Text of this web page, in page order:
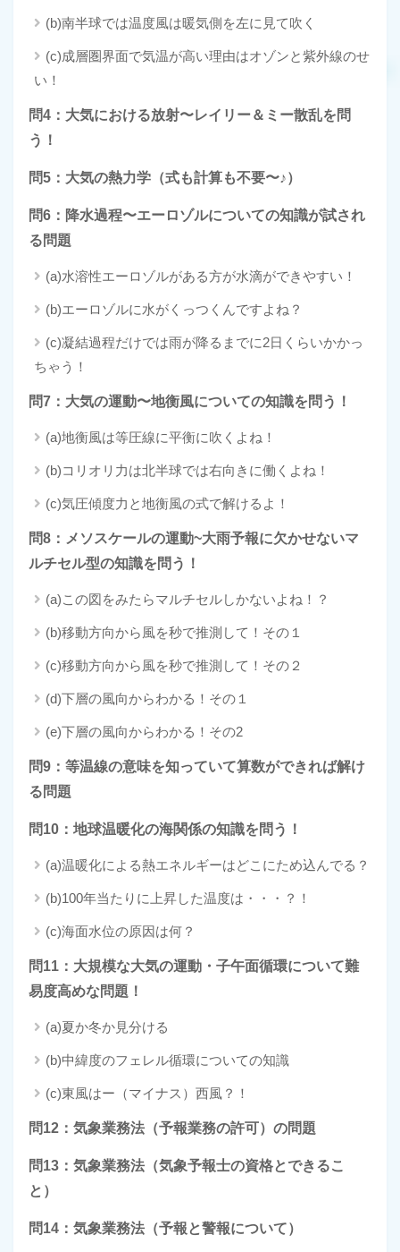
(b)南半球では温度風は暖気側を左に見て吹く
(c)成層圏界面で気温が高い理由はオゾンと紫外線のせ
い！
問4：大気における放射〜レイリー＆ミー散乱を問
う！
問5：大気の熱力学（式も計算も不要〜♪）
問6：降水過程〜エーロゾルについての知識が試され
る問題
(a)水溶性エーロゾルがある方が水滴ができやすい！
(b)エーロゾルに水がくっつくんですよね？
(c)凝結過程だけでは雨が降るまでに2日くらいかかっ
ちゃう！
問7：大気の運動〜地衡風についての知識を問う！
(a)地衡風は等圧線に平衡に吹くよね！
(b)コリオリ力は北半球では右向きに働くよね！
(c)気圧傾度力と地衡風の式で解けるよ！
問8：メソスケールの運動~大雨予報に欠かせないマ
ルチセル型の知識を問う！
(a)この図をみたらマルチセルしかないよね！？
(b)移動方向から風を秒で推測して！その１
(c)移動方向から風を秒で推測して！その２
(d)下層の風向からわかる！その１
(e)下層の風向からわかる！その2
問9：等温線の意味を知っていて算数ができれば解け
る問題
問10：地球温暖化の海関係の知識を問う！
(a)温暖化による熱エネルギーはどこにため込んでる？
(b)100年当たりに上昇した温度は・・・？！
(c)海面水位の原因は何？
問11：大規模な大気の運動・子午面循環について難
易度高めな問題！
(a)夏か冬か見分ける
(b)中緯度のフェレル循環についての知識
(c)東風はー（マイナス）西風？！
問12：気象業務法（予報業務の許可）の問題
問13：気象業務法（気象予報士の資格とできるこ
と）
問14：気象業務法（予報と警報について）